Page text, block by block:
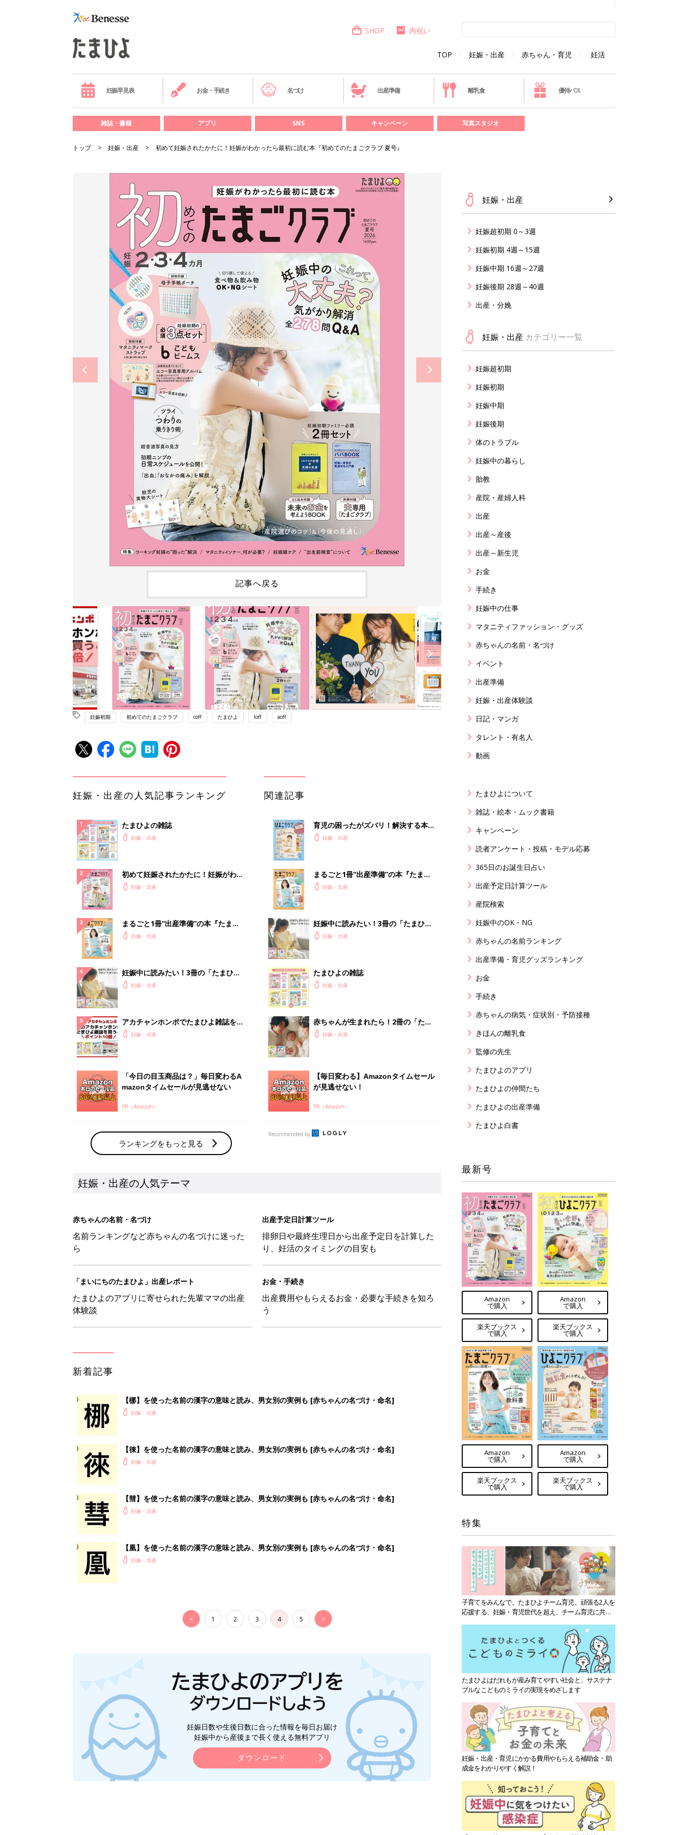
TOP 妊娠・出産 赤ちゃん・育児 妊活
SHOP 内祝い
妊娠早見表 お金・手続き 名づけ 出産準備 離乳食 優待パス
雑誌・書籍 アプリ SNS キャンペーン 写真スタジオ
トップ 妊娠・出産 初めて妊娠されたかたに！妊娠がわかったら最初に読む本『初めてのたまごクラブ 夏号』
記事へ戻る
妊娠初期 初めてのたまごクラブ coff たまひよ loff aoff
妊娠・出産の人気記事ランキング
たまひよの雑誌
妊娠・出産
初めて妊娠されたかたに！妊娠がわか
ったら最初に読む本『初めてのたまご
妊娠・出産
まるごと1冊“出産準備”の本『たまご
クラブ 夏号』〈スペシャル大特集〉
妊娠・出産
妊娠中に読みたい！3冊の「たまひ
よ」妊娠・出産
アカチャンホンポでたまひよ雑誌を買
うとポイント10倍【期間限定】
妊娠・出産
「今日の目玉商品は？」毎日変わるA
mazonタイムセールが見逃せない
PR（Amazon）
ランキングをもっと見る
関連記事
育児の困ったがズバリ！解決する本
『ひよこクラブ 秋号』 4カ月～2才
妊娠・出産
まるごと1冊“出産準備”の本『たまご
クラブ 夏号』〈スペシャル大特集〉
妊娠・出産
妊娠中に読みたい！3冊の「たまひ
よ」妊娠・出産
たまひよの雑誌
妊娠・出産
赤ちゃんが生まれたら！2冊の「たま
ひよ」
妊娠・出産
【毎日変わる】Amazonタイムセール
が見逃せない！
PR（Amazon）
Recommended by
妊娠・出産の人気テーマ
赤ちゃんの名前・名づけ
名前ランキングなど赤ちゃんの名づけに迷った
ら
出産予定日計算ツール
排卵日や最終生理日から出産予定日を計算した
り、妊活のタイミングの目安も
「まいにちのたまひよ」出産レポート
たまひよのアプリに寄せられた先輩ママの出産
体験談
お金・手続き
出産費用やもらえるお金・必要な手続きを知ろ
う
新着記事
【梛】を使った名前の漢字の意味と読み、男女別の実例も [赤ちゃんの名づけ・命名]
妊娠・出産
【徠】を使った名前の漢字の意味と読み、男女別の実例も [赤ちゃんの名づけ・命名]
妊娠・出産
【彗】を使った名前の漢字の意味と読み、男女別の実例も [赤ちゃんの名づけ・命名]
妊娠・出産
【凰】を使った名前の漢字の意味と読み、男女別の実例も [赤ちゃんの名づけ・命名]
妊娠・出産
< 1 2 3 4 5 >
妊娠日数や生後日数に合った情報を毎日お届け
妊娠中から産後まで長く使える無料アプリ
ダウンロード
妊娠・出産
妊娠超初期 0～3週
妊娠初期 4週～15週
妊娠中期 16週～27週
妊娠後期 28週～40週
出産・分娩
妊娠・出産 カテゴリー一覧
妊娠超初期
妊娠初期
妊娠中期
妊娠後期
体のトラブル
妊娠中の暮らし
胎教
産院・産婦人科
出産
出産～産後
出産～新生児
お金
手続き
妊娠中の仕事
マタニティファッション・グッズ
赤ちゃんの名前・名づけ
イベント
出産準備
妊娠・出産体験談
日記・マンガ
タレント・有名人
動画
たまひよについて
雑誌・絵本・ムック書籍
キャンペーン
読者アンケート・投稿・モデル応募
365日のお誕生日占い
出産予定日計算ツール
産院検索
妊娠中のOK・NG
赤ちゃんの名前ランキング
出産準備・育児グッズランキング
お金
手続き
赤ちゃんの病気・症状別・予防接種
きほんの離乳食
監修の先生
たまひよのアプリ
たまひよの仲間たち
たまひよの出産準備
たまひよ白書
最新号
Amazon
で購入
楽天ブックス
で購入
Amazon
で購入
楽天ブックス
で購入
Amazon
で購入
楽天ブックス
で購入
Amazon
で購入
楽天ブックス
で購入
特集
子育てをみんなで。たまひよチーム育児。頑張る2人を
応援する、妊娠・育児世代を超え、チーム育児に共感
たまひよはだれもが産み育てやすい社会と、サステナ
ブルなこどものミライの実現をめざします
妊娠・出産・育児にかかる費用やもらえる補助金・助
成金をわかりやすく解説！